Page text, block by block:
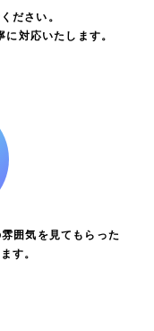
ださい。
対応いたします。
囲気を見てもらった
す。